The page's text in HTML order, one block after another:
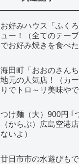
お好みハウス「ふく
ュー！（全てのテー
でお好み焼きを食べた
海田町「おおのさん
地元の人気店！（カ
りでトロ～リ美味やで
つけ麺（大）900円 ｢
（からぶ）広島空港
ないよ）
廿日市市の水遊びも